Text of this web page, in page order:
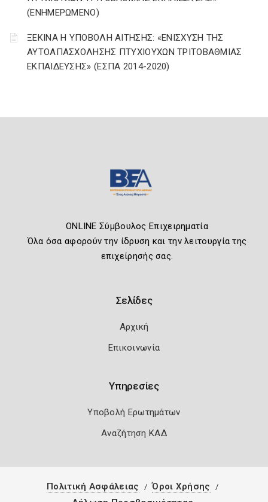
(ΕΝΗΜΕΡΩΜΕΝΟ)
ΞΕΚΙΝΑ Η ΥΠΟΒΟΛΗ ΑΙΤΗΣΗΣ: «ΕΝΙΣΧΥΣΗ ΤΗΣ
ΑΥΤΟΑΠΑΣΧΟΛΗΣΗΣ ΠΤΥΧΙΟΥΧΩΝ ΤΡΙΤΟΒΑΘΜΙΑΣ
ΕΚΠΑΙΔΕΥΣΗΣ» (ΕΣΠΑ 2014-2020)
ONLINE Σύμβουλος Επιχειρηματία
Όλα όσα αφορούν την ίδρυση και την λειτουργία της
επιχείρησής σας.
Σελίδες
Αρχική
Επικοινωνία
Υπηρεσίες
Υποβολή Ερωτημάτων
Αναζήτηση ΚΑΔ
Πολιτική Ασφάλειας
Όροι Χρήσης